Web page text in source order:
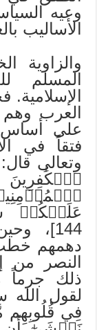
وعيه
الأساليب
والزاوية
المسلم
الإسلامية.
العرب وهم
على أساس
فتقاً في
وتعالى قال:
144]،
دهمهم خطب
النصر من
ذلك جرماً
لقول الله
فِي